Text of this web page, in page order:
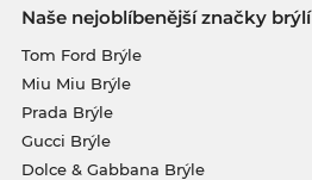
Naše nejoblíbenější značky brýlí
Tom Ford Brýle
Miu Miu Brýle
Prada Brýle
Gucci Brýle
Dolce & Gabbana Brýle